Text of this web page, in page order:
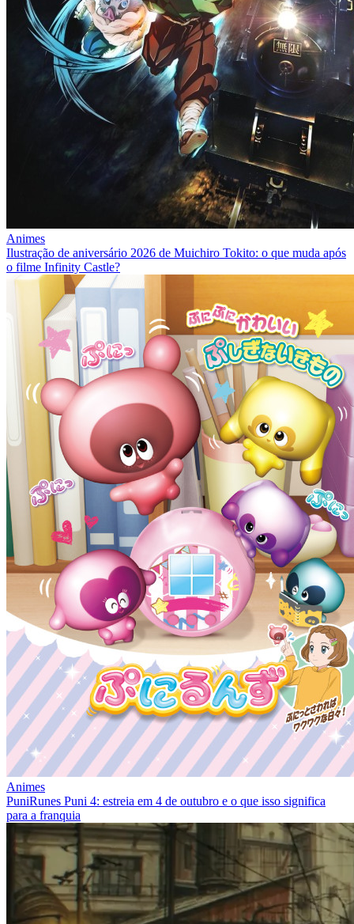
Animes
Ilustração de aniversário 2026 de Muichiro Tokito: o que muda após
o filme Infinity Castle?
Animes
PuniRunes Puni 4: estreia em 4 de outubro e o que isso significa
para a franquia